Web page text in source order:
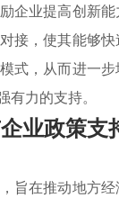
企业提高创新
接，使其能够
式，从而进一
力的支持。
业政策支
旨在推动地方